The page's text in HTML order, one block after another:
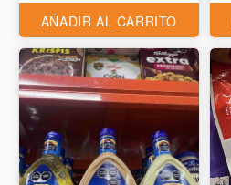
AÑADIR AL CARRITO